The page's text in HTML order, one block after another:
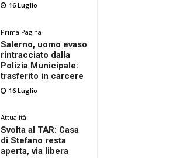
16 Luglio
Prima Pagina
Salerno, uomo evaso
rintracciato dalla
Polizia Municipale:
trasferito in carcere
16 Luglio
Attualità
Svolta al TAR: Casa
di Stefano resta
aperta, via libera